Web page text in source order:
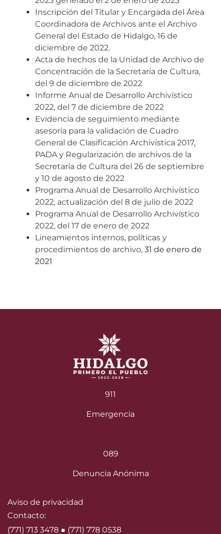
Inscripción del Titular y Encargada del Área
Coordinadora de Archivos ante el Archivo
General del Estado de Hidalgo, 16 de
diciembre de 2022.
Acta de hechos de la Unidad de Archivo de
Concentración de la Secretaría de Cultura,
del 9 de diciembre de 2022
Informe Anual de Desarrollo Archivístico
2022, del 7 de diciembre de 2022
Evidencia de seguimiento mediante
asesoría para la validación de Cuadro
General de Clasificación Archivística 2017,
PADA y Regularización de archivos de la
Secretaría de Cultura del 26 de septiembre
y 10 de agosto de 2022
Programa Anual de Desarrollo Archivístico
2022, actualización del 8 de julio de 2022
Programa Anual de Desarrollo Archivístico
2022, del 17 de enero de 2022
Lineamientos internos, políticas y
procedimientos de archivo, 31 de enero de
2021
911
Emergencia
089
Denuncia Anónima
Aviso de privacidad
Contacto:
(771) 713 3478 ■ (771) 778 0538